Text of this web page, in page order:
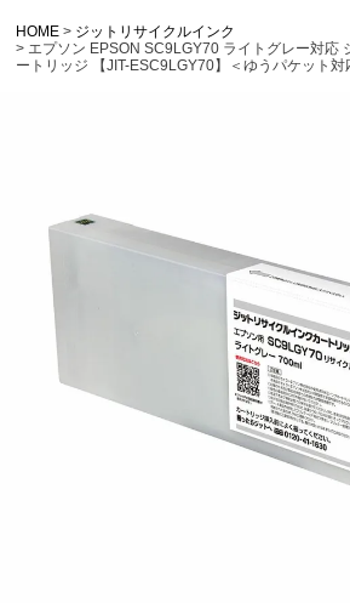
HOME
ジットリサイクルインク
エプソン EPSON SC9LGY70 ライトグレー対応
ートリッジ 【JIT-ESC9LGY70】＜ゆうパケット対